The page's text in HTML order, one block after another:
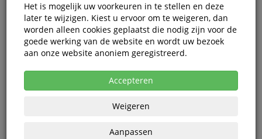
3M Speedglas 834016 luchtslang,
in lengte aanpasbaar, per stuk
Vanaf € 40,35 excl. BTW bij aankoop van minimaal 3
eenheden
Het is mogelijk uw voorkeuren in te stellen en deze
later te wijzigen. Kiest u ervoor om te weigeren, dan
worden alleen cookies geplaatst die nodig zijn voor de
goede werking van de website en wordt uw bezoek
aan onze website anoniem geregistreerd.
Accepteren
Weigeren
Aanpassen